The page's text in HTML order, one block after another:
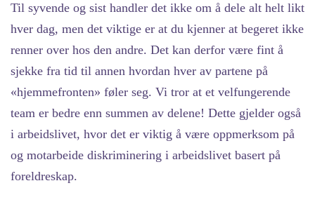
Til syvende og sist handler det ikke om å dele alt helt likt
hver dag, men det viktige er at du kjenner at begeret ikke
renner over hos den andre. Det kan derfor være fint å
sjekke fra tid til annen hvordan hver av partene på
«hjemmefronten» føler seg. Vi tror at et velfungerende
team er bedre enn summen av delene! Dette gjelder også
i arbeidslivet, hvor det er viktig å være oppmerksom på
og motarbeide diskriminering i arbeidslivet basert på
foreldreskap.